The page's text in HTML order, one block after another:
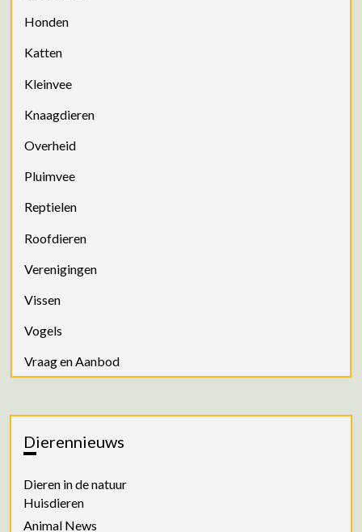
Honden
Katten
Kleinvee
Knaagdieren
Overheid
Pluimvee
Reptielen
Roofdieren
Verenigingen
Vissen
Vogels
Vraag en Aanbod
Dierennieuws
Dieren in de natuur
Huisdieren
Animal News